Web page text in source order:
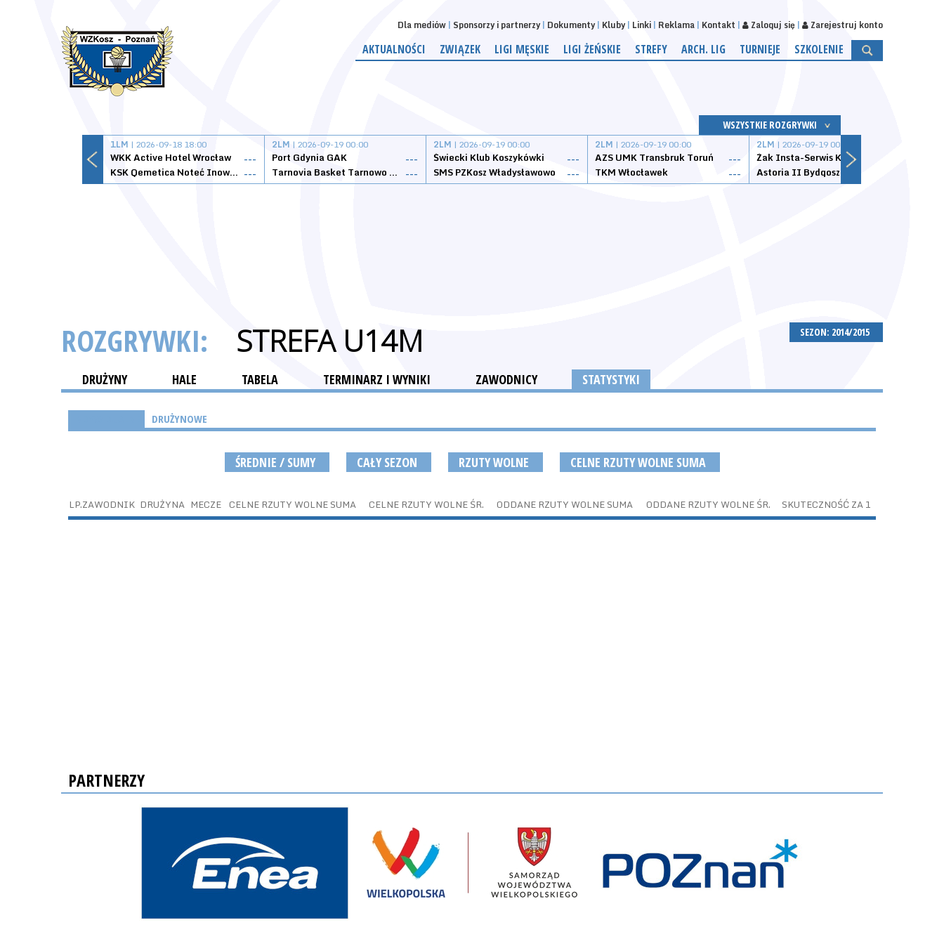
Dla mediów Sponsorzy i partnerzy Dokumenty Kluby Linki Reklama Kontakt Zaloguj się Zarejestruj konto
AKTUALNOŚCI ZWIĄZEK LIGI MĘSKIE LIGI ŻEŃSKIE STREFY ARCH. LIG TURNIEJE SZKOLENIE
WSZYSTKIE ROZGRYWKI
1LM | 2026-09-18 18:00
WKK Active Hotel Wrocław
---
KSK Qemetica Noteć Inowrocław ---
2LM | 2026-09-19 00:00
Port Gdynia GAK
---
Tarnovia Basket Tarnowo Podgórne ---
2LM | 2026-09-19 00:00
Świecki Klub Koszykówki
---
SMS PZKosz Władysławowo
---
2LM | 2026-09-19 00:00
AZS UMK Transbruk Toruń
---
TKM Włocławek
---
2LM | 2026-09-19 00:00
Żak Insta-Serwis Koszalin
Astoria II Bydgoszcz
SEZON: 2014/2015
ROZGRYWKI: STREFA U14M
DRUŻYNY HALE TABELA TERMINARZ I WYNIKI ZAWODNICY STATYSTYKI
DRUŻYNOWE
ŚREDNIE / SUMY CAŁY SEZON RZUTY WOLNE CELNE RZUTY WOLNE SUMA
LP.ZAWODNIK DRUŻYNA MECZE CELNE RZUTY WOLNE SUMA CELNE RZUTY WOLNE ŚR. ODDANE RZUTY WOLNE SUMA ODDANE RZUTY WOLNE ŚR. SKUTECZNOŚĆ ZA 1
PARTNERZY